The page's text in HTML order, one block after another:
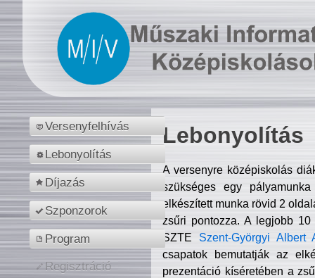
Versenyfelhívás
Lebonyolítás
Díjazás
Szponzorok
Program
Regisztráció
Lebonyolítás
A versenyre középiskolás
szükséges egy
elkészített munka rövid 2
zsűri pontozza. A legjobb
SZTE Szent-Györgyi Albert
csapatok bemutatják az
prezentáció kíséretében a